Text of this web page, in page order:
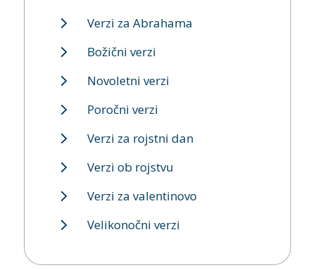
Verzi za Abrahama
Božični verzi
Novoletni verzi
Poročni verzi
Verzi za rojstni dan
Verzi ob rojstvu
Verzi za valentinovo
Velikonočni verzi